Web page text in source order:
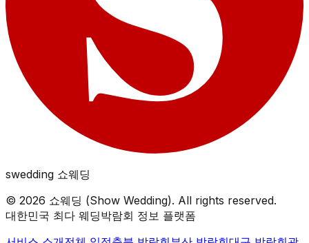
swedding 쇼웨딩
© 2026 쇼웨딩 (Show Wedding). All rights reserved.
대한민국 최다 웨딩박람회 정보 플랫폼